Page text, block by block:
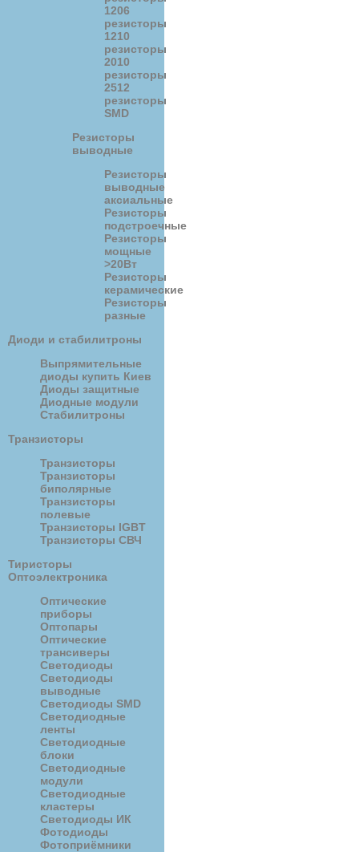
1206
резисторы
1210
резисторы
2010
резисторы
2512
резисторы
SMD
Резисторы
выводные
Резисторы
выводные
аксиальные
Резисторы
подстроечные
Резисторы
мощные
>20Вт
Резисторы
керамические
Резисторы
разные
Диоди и стабилитроны
Выпрямительные
диоды купить Киев
Диоды защитные
Диодные модули
Стабилитроны
Транзисторы
Транзисторы
Транзисторы
биполярные
Транзисторы
полевые
Транзисторы IGBT
Транзисторы СВЧ
Тиристоры
Оптоэлектроника
Оптические
приборы
Оптопары
Оптические
трансиверы
Светодиоды
Светодиоды
выводные
Светодиоды SMD
Светодиодные
ленты
Светодиодные
блоки
Светодиодные
модули
Светодиодные
кластеры
Светодиоды ИК
Фотодиоды
Фотоприёмники